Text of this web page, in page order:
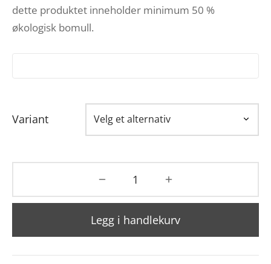
dette produktet inneholder minimum 50 %
økologisk bomull.
Variant
Legg i handlekurv